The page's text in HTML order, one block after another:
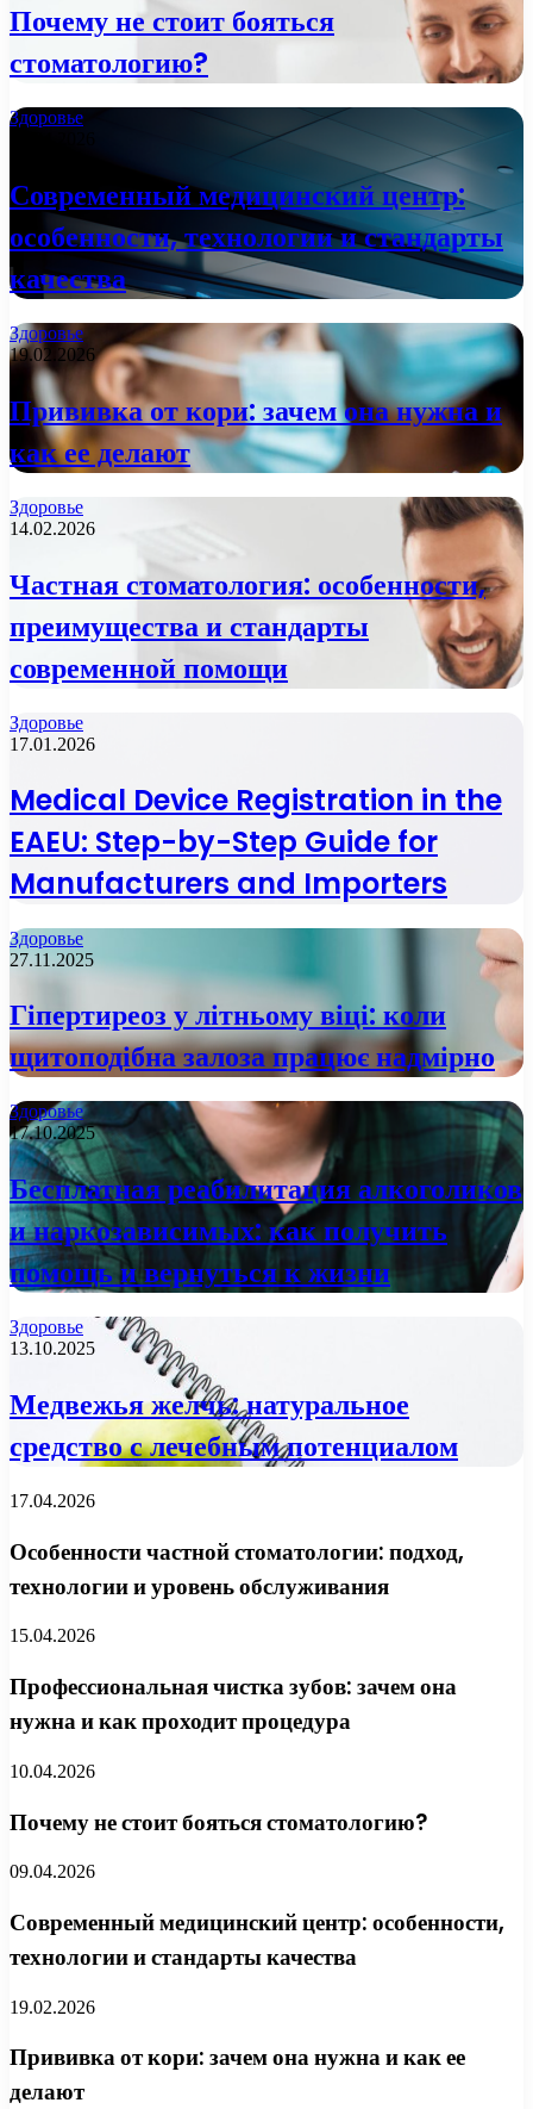
Почему не стоит бояться
стоматологию?
Здоровье
Современный медицинский центр:
особенности, технологии и стандарты
качества
Здоровье
19.02.2026
Прививка от кори: зачем она нужна и
как ее делают
Здоровье
14.02.2026
Частная стоматология: особенности,
преимущества и стандарты
современной помощи
Здоровье
17.01.2026
Medical Device Registration in the
EAEU: Step-by-Step Guide for
Manufacturers and Importers
Здоровье
27.11.2025
Гіпертиреоз у літньому віці: коли
щитоподібна залоза працює надмірно
Здоровье
17.10.2025
Бесплатная реабилитация алкоголиков
и наркозависимых: как получить
помощь и вернуться к жизни
Здоровье
13.10.2025
Медвежья желчь: натуральное
средство с лечебным потенциалом
17.04.2026
Особенности частной стоматологии: подход,
технологии и уровень обслуживания
15.04.2026
Профессиональная чистка зубов: зачем она
нужна и как проходит процедура
10.04.2026
Почему не стоит бояться стоматологию?
09.04.2026
Современный медицинский центр: особенности,
технологии и стандарты качества
19.02.2026
Прививка от кори: зачем она нужна и как ее
делают